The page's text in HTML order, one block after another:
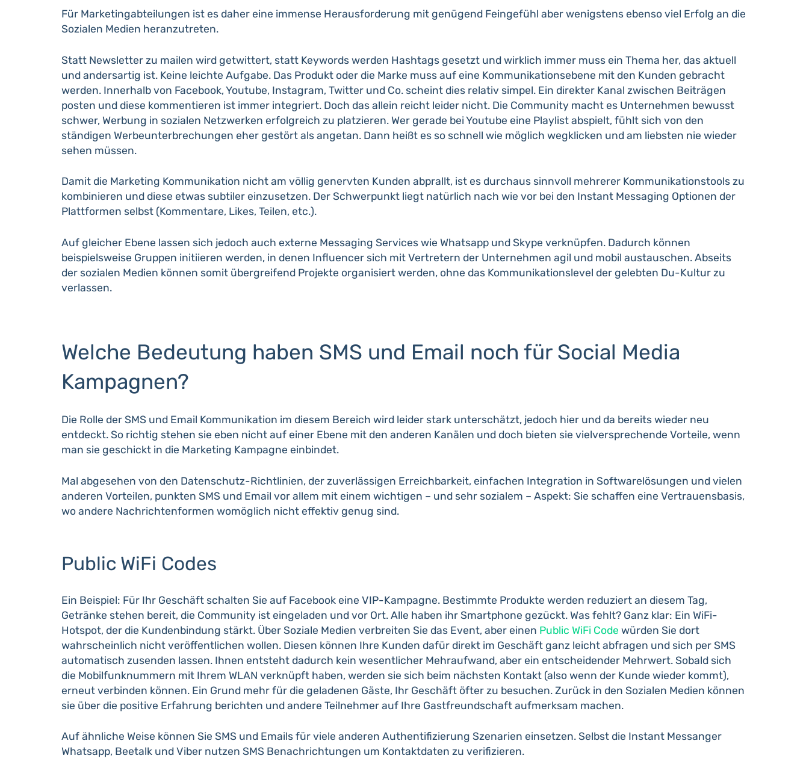
Für Marketingabteilungen ist es daher eine immense Herausforderung mit genügend Feingefühl aber wenigstens ebenso viel Erfolg an die
Sozialen Medien heranzutreten.
Statt Newsletter zu mailen wird getwittert, statt Keywords werden Hashtags gesetzt und wirklich immer muss ein Thema her, das aktuell
und andersartig ist. Keine leichte Aufgabe. Das Produkt oder die Marke muss auf eine Kommunikationsebene mit den Kunden gebracht
werden. Innerhalb von Facebook, Youtube, Instagram, Twitter und Co. scheint dies relativ simpel. Ein direkter Kanal zwischen Beiträgen
posten und diese kommentieren ist immer integriert. Doch das allein reicht leider nicht. Die Community macht es Unternehmen bewusst
schwer, Werbung in sozialen Netzwerken erfolgreich zu platzieren. Wer gerade bei Youtube eine Playlist abspielt, fühlt sich von den
ständigen Werbeunterbrechungen eher gestört als angetan. Dann heißt es so schnell wie möglich wegklicken und am liebsten nie wieder
sehen müssen.
Damit die Marketing Kommunikation nicht am völlig genervten Kunden abprallt, ist es durchaus sinnvoll mehrerer Kommunikationstools zu
kombinieren und diese etwas subtiler einzusetzen. Der Schwerpunkt liegt natürlich nach wie vor bei den Instant Messaging Optionen der
Plattformen selbst (Kommentare, Likes, Teilen, etc.).
Auf gleicher Ebene lassen sich jedoch auch externe Messaging Services wie Whatsapp und Skype verknüpfen. Dadurch können
beispielsweise Gruppen initiieren werden, in denen Influencer sich mit Vertretern der Unternehmen agil und mobil austauschen. Abseits
der sozialen Medien können somit übergreifend Projekte organisiert werden, ohne das Kommunikationslevel der gelebten Du-Kultur zu
verlassen.
Welche Bedeutung haben SMS und Email noch für Social Media
Kampagnen?
Die Rolle der SMS und Email Kommunikation im diesem Bereich wird leider stark unterschätzt, jedoch hier und da bereits wieder neu
entdeckt. So richtig stehen sie eben nicht auf einer Ebene mit den anderen Kanälen und doch bieten sie vielversprechende Vorteile, wenn
man sie geschickt in die Marketing Kampagne einbindet.
Mal abgesehen von den Datenschutz-Richtlinien, der zuverlässigen Erreichbarkeit, einfachen Integration in Softwarelösungen und vielen
anderen Vorteilen, punkten SMS und Email vor allem mit einem wichtigen – und sehr sozialem – Aspekt: Sie schaffen eine Vertrauensbasis,
wo andere Nachrichtenformen womöglich nicht effektiv genug sind.
Public WiFi Codes
Ein Beispiel: Für Ihr Geschäft schalten Sie auf Facebook eine VIP-Kampagne. Bestimmte Produkte werden reduziert an diesem Tag,
Getränke stehen bereit, die Community ist eingeladen und vor Ort. Alle haben ihr Smartphone gezückt. Was fehlt? Ganz klar: Ein WiFi-
Hotspot, der die Kundenbindung stärkt. Über Soziale Medien verbreiten Sie das Event, aber einen Public WiFi Code würden Sie dort
wahrscheinlich nicht veröffentlichen wollen. Diesen können Ihre Kunden dafür direkt im Geschäft ganz leicht abfragen und sich per SMS
automatisch zusenden lassen. Ihnen entsteht dadurch kein wesentlicher Mehraufwand, aber ein entscheidender Mehrwert. Sobald sich
die Mobilfunknummern mit Ihrem WLAN verknüpft haben, werden sie sich beim nächsten Kontakt (also wenn der Kunde wieder kommt),
erneut verbinden können. Ein Grund mehr für die geladenen Gäste, Ihr Geschäft öfter zu besuchen. Zurück in den Sozialen Medien können
sie über die positive Erfahrung berichten und andere Teilnehmer auf Ihre Gastfreundschaft aufmerksam machen.
Auf ähnliche Weise können Sie SMS und Emails für viele anderen Authentifizierung Szenarien einsetzen. Selbst die Instant Messanger
Whatsapp, Beetalk und Viber nutzen SMS Benachrichtungen um Kontaktdaten zu verifizieren.